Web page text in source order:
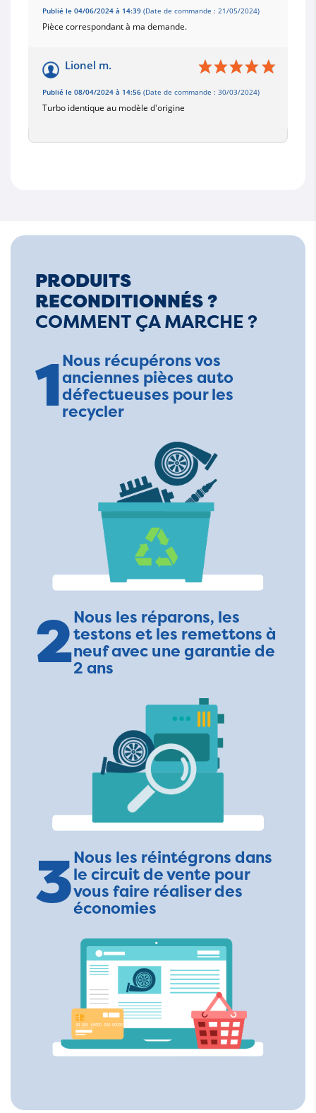
Publié le 04/06/2024 à 14:39 (Date de commande : 21/05/2024)
Pièce correspondant à ma demande.
Lionel m.
Publié le 08/04/2024 à 14:56 (Date de commande : 30/03/2024)
Turbo identique au modèle d'origine
PRODUITS
RECONDITIONNÉS ?
COMMENT ÇA MARCHE ?
1Nous récupérons vos
anciennes pièces auto
défectueuses pour les
recycler
2Nous les réparons, les
testons et les remettons à
neuf avec une garantie de
2 ans
3Nous les réintégrons dans
le circuit de vente pour
vous faire réaliser des
économies